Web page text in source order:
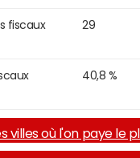
fiscaux
29
40,8 %
villes où l'on paye le